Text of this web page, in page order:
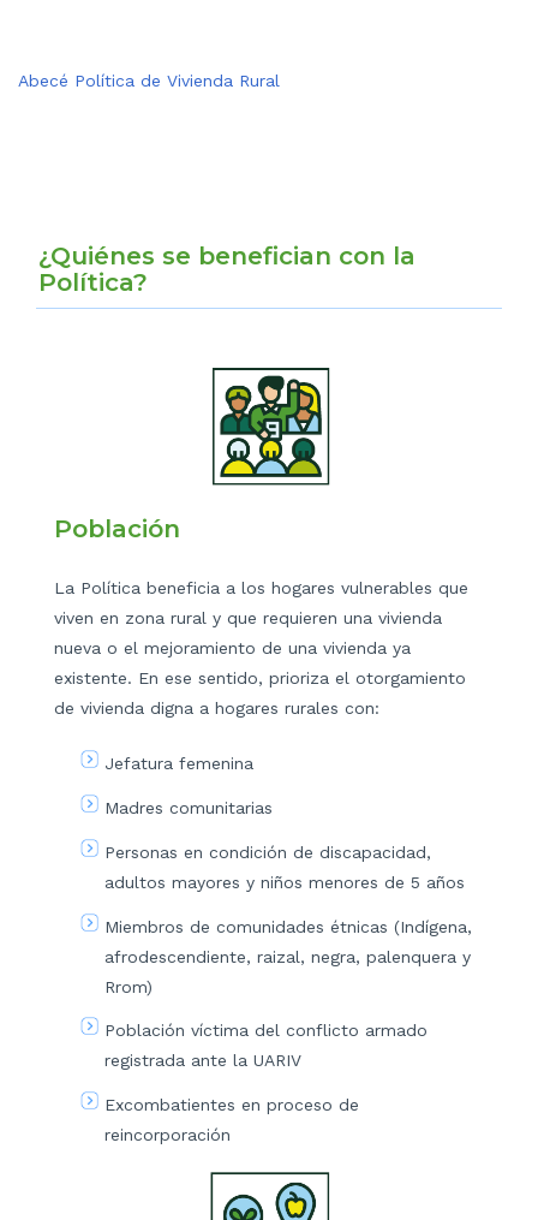
Abecé Política de Vivienda Rural
¿Quiénes se benefician con la
Política?
Población
La Política beneficia a los hogares vulnerables que
viven en zona rural y que requieren una vivienda
nueva o el mejoramiento de una vivienda ya
existente. En ese sentido, prioriza el otorgamiento
de vivienda digna a hogares rurales con:
Jefatura femenina
Madres comunitarias
Personas en condición de discapacidad,
adultos mayores y niños menores de 5 años
Miembros de comunidades étnicas (Indígena,
afrodescendiente, raizal, negra, palenquera y
Rrom)
Población víctima del conflicto armado
registrada ante la UARIV
Excombatientes en proceso de
reincorporación